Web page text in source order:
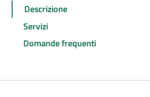
Descrizione
Servizi
Domande frequenti